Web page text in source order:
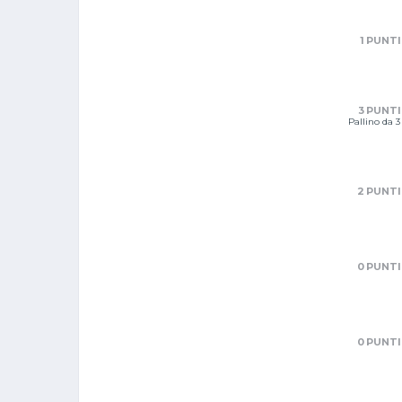
1 PUNTI
3 PUNTI
Pallino da 3
2 PUNTI
0 PUNTI
0 PUNTI